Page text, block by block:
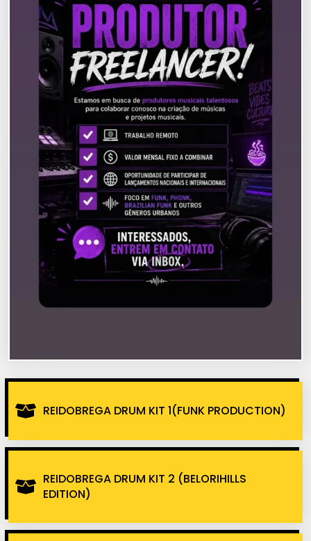
REIDOBREGA DRUM KIT 1(FUNK PRODUCTION)
REIDOBREGA DRUM KIT 2 (BELORIHILLS
EDITION)